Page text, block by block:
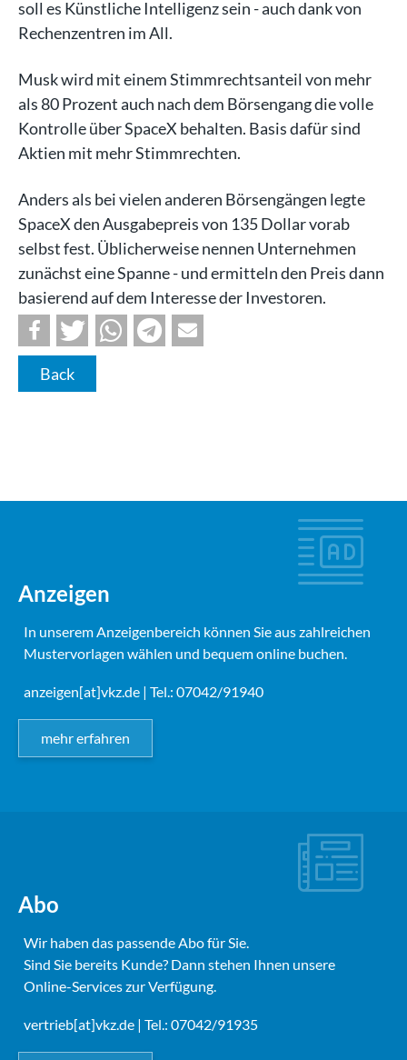
soll es Künstliche Intelligenz sein - auch dank von
Rechenzentren im All.
Musk wird mit einem Stimmrechtsanteil von mehr
als 80 Prozent auch nach dem Börsengang die volle
Kontrolle über SpaceX behalten. Basis dafür sind
Aktien mit mehr Stimmrechten.
Anders als bei vielen anderen Börsengängen legte
SpaceX den Ausgabepreis von 135 Dollar vorab
selbst fest. Üblicherweise nennen Unternehmen
zunächst eine Spanne - und ermitteln den Preis dann
basierend auf dem Interesse der Investoren.
Back
Anzeigen
In unserem Anzeigenbereich können Sie aus zahlreichen
Mustervorlagen wählen und bequem online buchen.
anzeigen[at]vkz.de | Tel.: 07042/91940
mehr erfahren
Abo
Wir haben das passende Abo für Sie.
Sind Sie bereits Kunde? Dann stehen Ihnen unsere
Online-Services zur Verfügung.
vertrieb[at]vkz.de | Tel.: 07042/91935